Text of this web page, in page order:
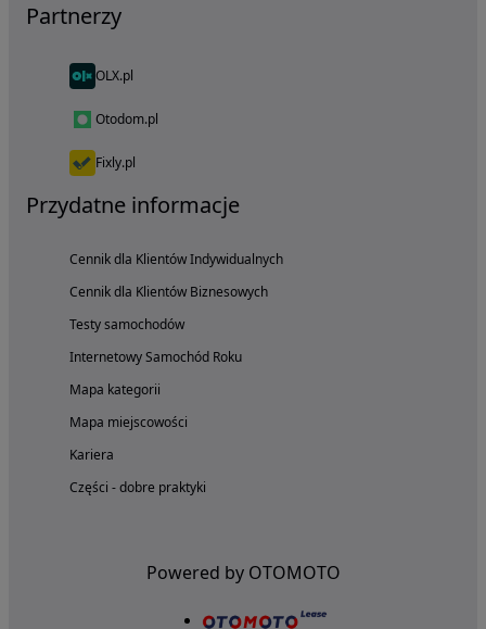
Partnerzy
OLX.pl
Otodom.pl
Fixly.pl
Przydatne informacje
Cennik dla Klientów Indywidualnych
Cennik dla Klientów Biznesowych
Testy samochodów
Internetowy Samochód Roku
Mapa kategorii
Mapa miejscowości
Kariera
Części - dobre praktyki
Powered by OTOMOTO